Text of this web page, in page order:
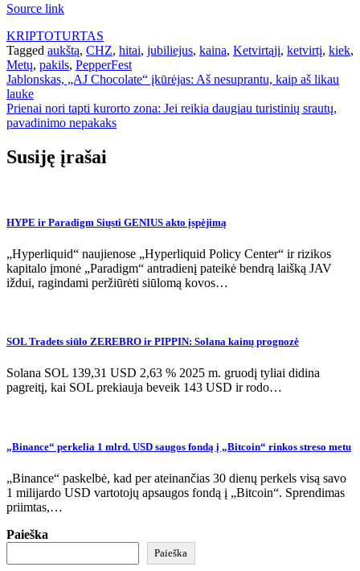
Source link
KRIPTOTURTAS
Tagged aukštą, CHZ, hitai, jubiliejus, kaina, Ketvirtąjį, ketvirtį, kiek,
Metų, pakils, PepperFest
Navigacija
tarp
įrašų
Jablonskas, „AJ Chocolate“ įkūrėjas: Aš nesuprantu, kaip aš likau
lauke
Prienai nori tapti kurorto zona: Jei reikia daugiau turistinių srautų,
pavadinimo nepakaks
Susiję įrašai
HYPE ir Paradigm Siųsti GENIUS akto įspėjimą
„Hyperliquid“ naujienose „Hyperliquid Policy Center“ ir rizikos
kapitalo įmonė „Paradigm“ antradienį pateikė bendrą laišką JAV
iždui, ragindami peržiūrėti siūlomą kovos…
SOL Tradets siūlo ZEREBRO ir PIPPIN: Solana kainų prognozė
Solana SOL 139,31 USD 2,63 % 2025 m. gruodį tyliai didina
pagreitį, kai SOL prekiauja beveik 143 USD ir rodo…
„Binance“ perkelia 1 mlrd. USD saugos fondą į „Bitcoin“ rinkos streso metu
„Binance“ paskelbė, kad per ateinančias 30 dienų perkels visą savo
1 milijardo USD vartotojų apsaugos fondą į „Bitcoin“. Sprendimas
priimtas,…
Paieška
Paieška